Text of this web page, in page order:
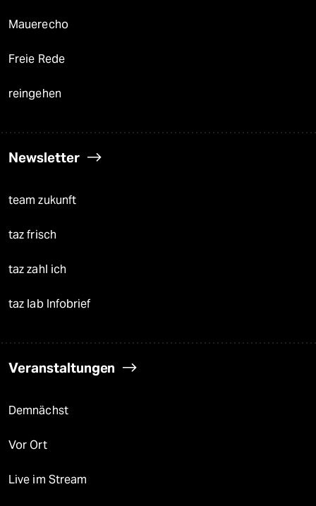
Mauerecho
Freie Rede
reingehen
Newsletter
team zukunft
taz frisch
taz zahl ich
taz lab Infobrief
Veranstaltungen
Demnächst
Vor Ort
Live im Stream